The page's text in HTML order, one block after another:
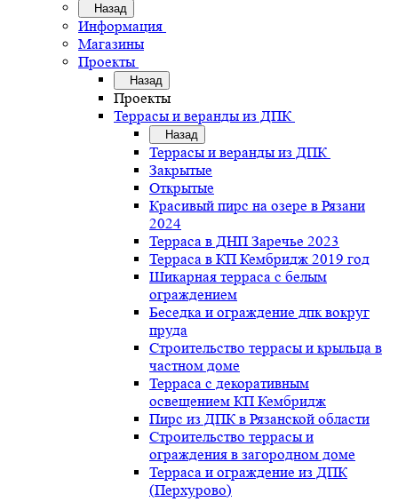
Назад
Информация
Магазины
Проекты
Назад
Проекты
Террасы и веранды из ДПК
Назад
Террасы и веранды из ДПК
Закрытые
Открытые
Красивый пирс на озере в Рязани
2024
Терраса в ДНП Заречье 2023
Терраса в КП Кембридж 2019 год
Шикарная терраса с белым
ограждением
Беседка и ограждение дпк вокруг
пруда
Строительство террасы и крыльца в
частном доме
Терраса с декоративным
освещением КП Кембридж
Пирс из ДПК в Рязанской области
Строительство террасы и
ограждения в загородном доме
Терраса и ограждение из ДПК
(Перхурово)